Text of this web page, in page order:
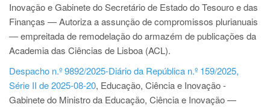
Inovação e Gabinete do Secretário de Estado do Tesouro e das
Finanças — Autoriza a assunção de compromissos plurianuais
― empreitada de remodelação do armazém de publicações da
Academia das Ciências de Lisboa (ACL).
Despacho n.º 9892/2025-Diário da República n.º 159/2025,
Série II de 2025-08-20, Educação, Ciência e Inovação -
Gabinete do Ministro da Educação, Ciência e Inovação —